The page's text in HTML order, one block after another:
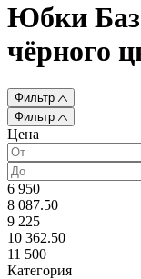
Юбки
чёрного
Фильтр
Фильтр
Цена
6 950
8 087.50
9 225
10 362.50
11 500
Категория